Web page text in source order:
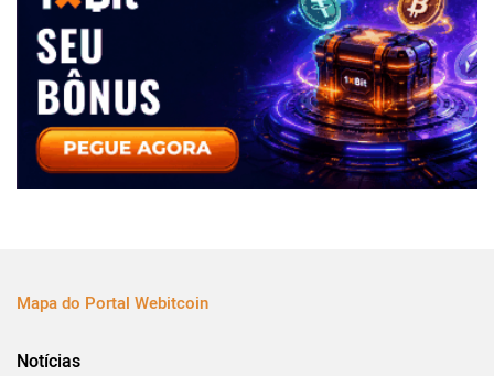
Mapa do Portal Webitcoin
Notícias